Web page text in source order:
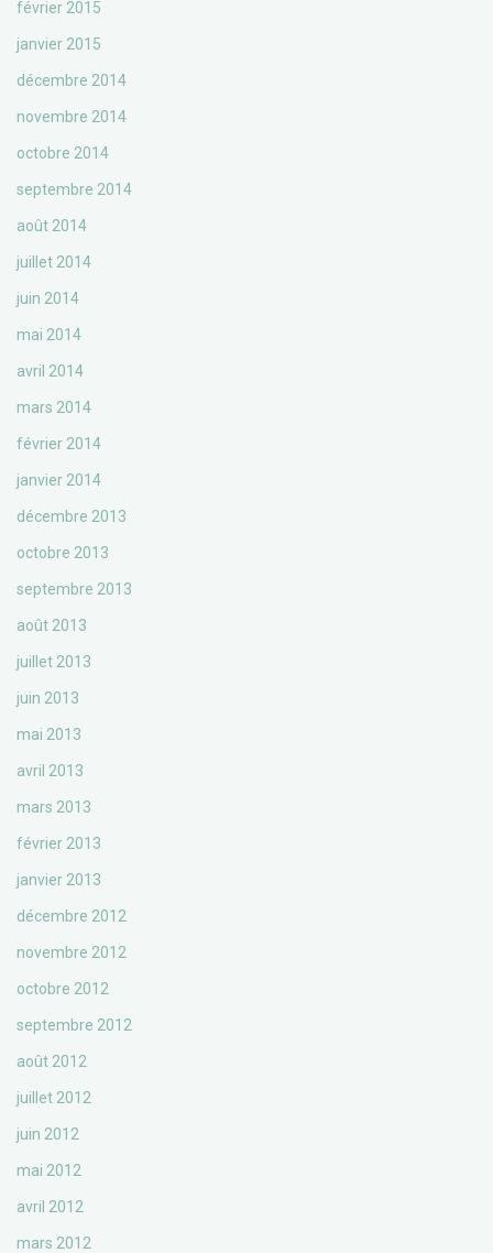
février 2015
janvier 2015
décembre 2014
novembre 2014
octobre 2014
septembre 2014
août 2014
juillet 2014
juin 2014
mai 2014
avril 2014
mars 2014
février 2014
janvier 2014
décembre 2013
octobre 2013
septembre 2013
août 2013
juillet 2013
juin 2013
mai 2013
avril 2013
mars 2013
février 2013
janvier 2013
décembre 2012
novembre 2012
octobre 2012
septembre 2012
août 2012
juillet 2012
juin 2012
mai 2012
avril 2012
mars 2012